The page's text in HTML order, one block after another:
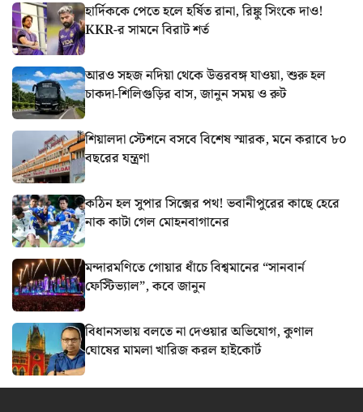
হার্দিককে পেতে হলে হর্ষিত রানা, রিঙ্কু সিংকে দাও!
KKR-র সামনে বিরাট শর্ত
আরও সহজ নদিয়া থেকে উত্তরবঙ্গ যাওয়া, শুরু হল
চাকদা-শিলিগুড়ির বাস, জানুন সময় ও রুট
শিয়ালদা স্টেশনে বসবে বিশেষ স্মারক, মনে করাবে ৮০
বছরের যন্ত্রণা
কঠিন হল সুপার সিক্সের পথ! ভবানীপুরের কাছে হেরে
নাক কাটা গেল মোহনবাগানের
মন্দারমণিতে গোয়ার ধাঁচে বিশ্বমানের “সানবার্ন
ফেস্টিভ্যাল”, কবে জানুন
বিধানসভায় বলতে না দেওয়ার অভিযোগ, কুণাল
ঘোষের মামলা খারিজ করল হাইকোর্ট